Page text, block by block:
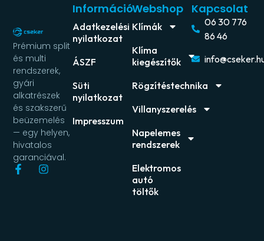
Prémium split
és multi
rendszerek,
gyári
alkatrészek
és szakszerű
beüzemelés
— egy helyen,
hivatalos
garanciával.
Webshop
Klímák
Klíma
kiegészítők
Rögzítéstechnika
Villanyszerelés
Napelemes
rendszerek
Elektromos
autó
töltők
Információ
Adatkezelési
nyilatkozat
ÁSZF
Süti
nyilatkozat
Impresszum
Kapcsolat
06 30 776
86 46